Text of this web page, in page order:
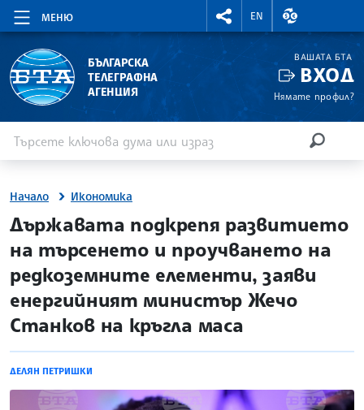
МЕНЮ
RIGHTMENU.SOCIAL
EN
ВАЛУТНИ
БЪЛГАРСКА
ТЕЛЕГРАФНА
АГЕНЦИЯ
ВАШАТА БТА
ВХОД
Нямате профил?
Начало Икономика
site.bta
Държавата подкрепя развитието
на търсенето и проучването на
редкоземните елементи, заяви
енергийният министър Жечо
Станков на кръгла маса
ДЕЛЯН ПЕТРИШКИ